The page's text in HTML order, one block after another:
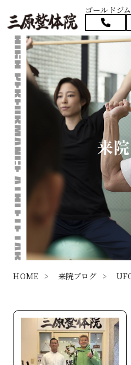
ゴールドジ
来
HOME > 来院ブログ >